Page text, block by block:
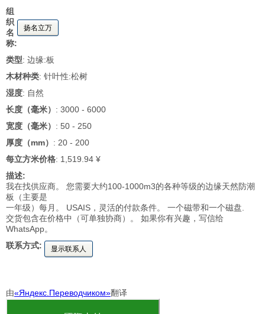
组
织
名
称:
扬名立万
类型: 边缘:板
木材种类: 针叶性:松树
湿度: 自然
长度（毫米） : 3000 - 6000
宽度（毫米） : 50 - 250
厚度（mm） : 20 - 200
每立方米价格: 1,519.94 ¥
描述:
我在找供应商。 您需要大约100-1000m3的各种等级的边缘天然防潮
板（主要是
一年级）每月。 USAIS，灵活的付款条件。 一个磁带和一个磁盘.
交货包含在价格中（可单独协商）。 如果你有兴趣，写信给
WhatsApp。
联系方式:
显示联系人
由«Яндекс.Переводчиком»翻译